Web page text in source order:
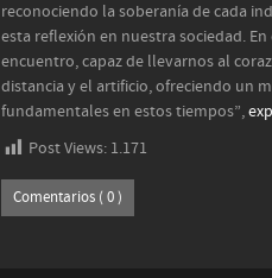
reconociendo la soberanía de cada
esta reflexión en nuestra sociedad.
encuentro, capaz de llevarnos al
distancia y el artificio, ofreciendo un
fundamentales en estos tiempos”,
Post Views: 1.171
Comentarios ( 0 )